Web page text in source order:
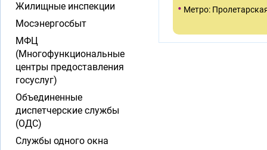
• Метро:
Жилищные инспекции
Мосэнергосбыт
МФЦ
(Многофункциональные
центры предоставления
госуслуг)
Объединенные
диспетчерские службы
(ОДС)
Службы одного окна